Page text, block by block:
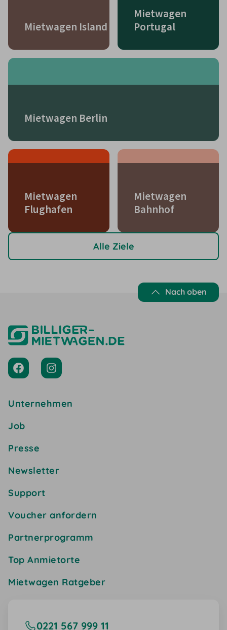
Mietwagen Island
Mietwagen
Portugal
Mietwagen Berlin
Mietwagen
Flughafen
Mietwagen
Bahnhof
Alle Ziele
Nach oben
Unternehmen
Job
Presse
Newsletter
Support
Voucher anfordern
Partnerprogramm
Top Anmietorte
Mietwagen Ratgeber
0221 567 999 11